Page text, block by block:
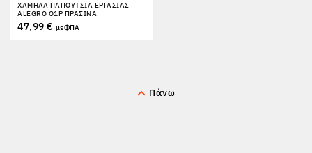
ΧΑΜΗΛΆ ΠΑΠΟΎΤΣΙΑ ΕΡΓΑΣΊΑΣ
ALEGRO O1P ΠΡΆΣΙΝΑ
47,99 € με ΦΠΑ
Πάνω